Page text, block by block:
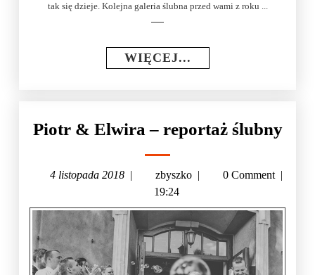
tak się dzieje. Kolejna galeria ślubna przed wami z roku ...
WIĘCEJ...
Piotr & Elwira – reportaż ślubny
4 listopada 2018 | zbyszko | 0 Comment |
19:24